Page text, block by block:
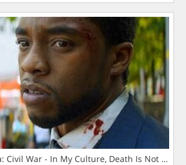
Civil War - In My Culture, Death Is Not The